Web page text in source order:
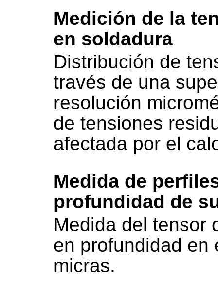
Medición de la
en soldadura
Distribución de
través de una
resolución
de tensiones
afectada por el
Medida de
profundidad de
Medida del tensor
en profundidad en
micras.